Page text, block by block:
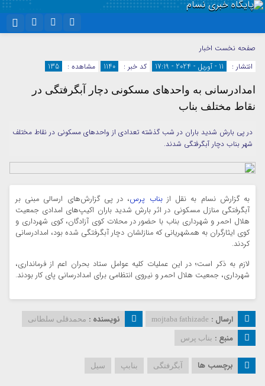
اینستاگرام
سروش ایتا
آپارات واتساپ
نام کاربری یا نشانی ایمیل
رمز عبور
مرا به خاطر بسپار
صفحه نخست اخبار
انتشار :
11 - آوریل - 2024 - 17:19 کد خبر : 1140 مشاهده : 135
امدادرسانی به واحدهای مسکونی دچار آبگرفتگی در
نقاط مختلف بناب
در پی بارش شدید باران در شب گذشته تعدادی از واحدهای مسکونی در نقاط مختلف
شهر بناب دچار آبگرفتگی شدند.
به گزارش نسام به نقل ازبناب پرس، در پی گزارش‌های ارسالی مبنی بر
آبگرفتگی منازل مسکونی در اثر بارش شدید باران اکیپ‌های امدادی جمعیت
هلال احمر و شهرداری بناب با حضور در محلات کوی آزادگان، کوی شهرداری و
کوی ایثارگران به همشهریانی که منازلشان دچار آبگرفتگی شده بود، امدادرسانی
کردند.
لازم به ذکر است؛ در این عملیات کلیه عوامل ستاد بحران اعم از فرمانداری،
شهرداری، جمعیت هلال احمر و نیروی انتظامی برای امدادرسانی پای کار بودند.
ارسال : mojtaba fathizade نویسنده : محمدقلی سلطانی
منبع : بناب پرس
برچسب ها آبگرفتگی بنابپ سیل